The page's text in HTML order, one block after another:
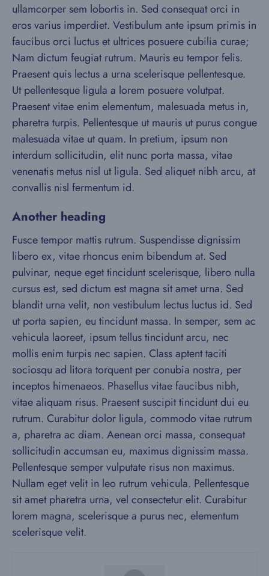
ullamcorper sem lobortis in. Sed consequat orci in
eros varius imperdiet. Vestibulum ante ipsum primis in
faucibus orci luctus et ultrices posuere cubilia curae;
Nam dictum feugiat rutrum. Mauris eu tempor felis.
Praesent quis lectus a urna scelerisque pellentesque.
Ut pellentesque ligula a lorem posuere volutpat.
Praesent vitae enim elementum, malesuada metus in,
pharetra turpis. Pellentesque ut mauris ut purus congue
malesuada vitae ut quam. In pretium, ipsum non
interdum sollicitudin, elit nunc porta massa, vitae
venenatis metus nisl ut ligula. Sed aliquet nibh arcu, at
convallis nisl fermentum id.
Another heading
Fusce tempor mattis rutrum. Suspendisse dignissim
libero ex, vitae rhoncus enim bibendum at. Sed
pulvinar, neque eget tincidunt scelerisque, libero nulla
cursus est, sed dictum est magna sit amet urna. Sed
blandit urna velit, non vestibulum lectus luctus id. Sed
ut porta sapien, eu tincidunt massa. In semper, sem ac
vehicula laoreet, ipsum tellus tincidunt arcu, nec
mollis enim turpis nec sapien. Class aptent taciti
sociosqu ad litora torquent per conubia nostra, per
inceptos himenaeos. Phasellus vitae faucibus nibh,
vitae aliquam risus. Praesent suscipit tincidunt dui eu
rutrum. Curabitur dolor ligula, commodo vitae rutrum
a, pharetra ac diam. Aenean orci massa, consequat
sollicitudin accumsan eu, maximus dignissim massa.
Pellentesque semper vulputate risus non maximus.
Nullam eget velit in leo rutrum vehicula. Pellentesque
sit amet pharetra urna, vel consectetur elit. Curabitur
lorem magna, scelerisque a purus nec, elementum
scelerisque velit.